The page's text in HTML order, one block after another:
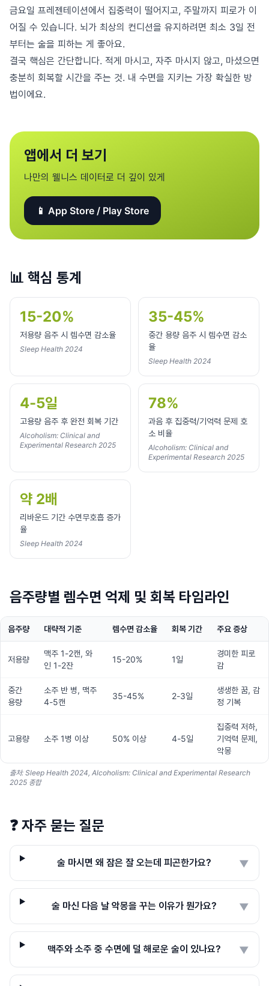
금요일 프레젠테이션에서 집중력이 떨어지고, 주말까지 피로가 이
어질 수 있습니다. 뇌가 최상의 컨디션을 유지하려면 최소 3일 전
부터는 술을 피하는 게 좋아요.
결국 핵심은 간단합니다. 적게 마시고, 자주 마시지 않고, 마셨으면
충분히 회복할 시간을 주는 것. 내 수면을 지키는 가장 확실한 방
법이에요.
앱에서 더 보기
나만의 웰니스 데이터로 더 깊이 있게
📱 App Store / Play Store
📊 핵심 통계
15-20%
저용량 음주 시 렘수면 감소율
Sleep Health 2024
35-45%
중간 용량 음주 시 렘수면 감소
율
Sleep Health 2024
4-5일
고용량 음주 후 완전 회복 기간
Alcoholism: Clinical and
Experimental Research 2025
78%
과음 후 집중력/기억력 문제 호
소 비율
Alcoholism: Clinical and
Experimental Research 2025
약 2배
리바운드 기간 수면무호흡 증가
율
Sleep Health 2024
음주량별 렘수면 억제 및 회복 타임라인
음주량 대략적 기준 렘수면 감소율 회복 기간 주요 증상
저용량
맥주 1-2캔, 와
인 1-2잔
15-20% 1일
경미한 피로
감
중간
용량
소주 반 병, 맥주
4-5캔
35-45% 2-3일
생생한 꿈, 감
정 기복
고용량 소주 1병 이상 50% 이상 4-5일
집중력 저하,
기억력 문제,
악몽
출처: Sleep Health 2024, Alcoholism: Clinical and Experimental Research
2025 종합
❓ 자주 묻는 질문
술 마시면 왜 잠은 잘 오는데 피곤한가요? ▼
술 마신 다음 날 악몽을 꾸는 이유가 뭔가요? ▼
맥주와 소주 중 수면에 덜 해로운 술이 있나요? ▼